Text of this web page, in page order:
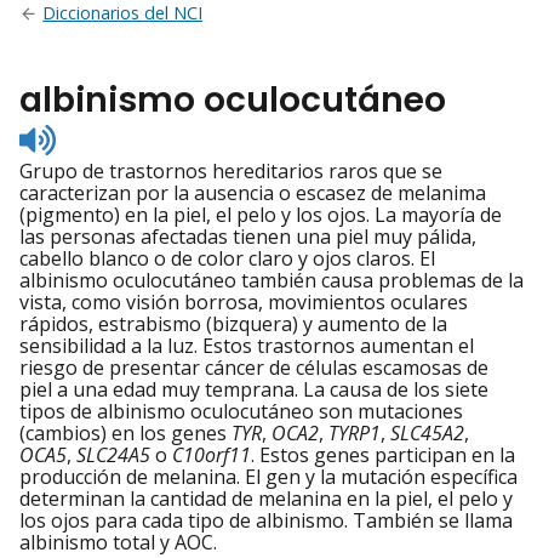
Diccionarios del NCI
albinismo oculocutáneo
Listen
to
pronunciation
Grupo de trastornos hereditarios raros que se
caracterizan por la ausencia o escasez de melanima
(pigmento) en la piel, el pelo y los ojos. La mayoría de
las personas afectadas tienen una piel muy pálida,
cabello blanco o de color claro y ojos claros. El
albinismo oculocutáneo también causa problemas de la
vista, como visión borrosa, movimientos oculares
rápidos, estrabismo (bizquera) y aumento de la
sensibilidad a la luz. Estos trastornos aumentan el
riesgo de presentar cáncer de células escamosas de
piel a una edad muy temprana. La causa de los siete
tipos de albinismo oculocutáneo son mutaciones
(cambios) en los genes TYR, OCA2, TYRP1, SLC45A2,
OCA5, SLC24A5o C10orf11. Estos genes participan en la
producción de melanina. El gen y la mutación específica
determinan la cantidad de melanina en la piel, el pelo y
los ojos para cada tipo de albinismo. También se llama
albinismo total y AOC.